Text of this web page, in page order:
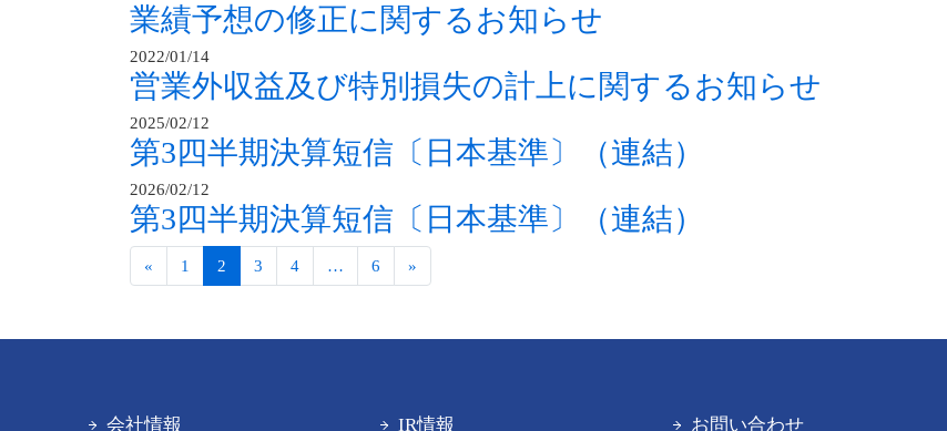
業績予想の修正に関するお知らせ
2022/01/14
営業外収益及び特別損失の計上に関するお知らせ
2025/02/12
第3四半期決算短信〔日本基準〕（連結）
2026/02/12
第3四半期決算短信〔日本基準〕（連結）
« 1 2 3 4 … 6 »
会社情報 IR情報 お問い合わせ